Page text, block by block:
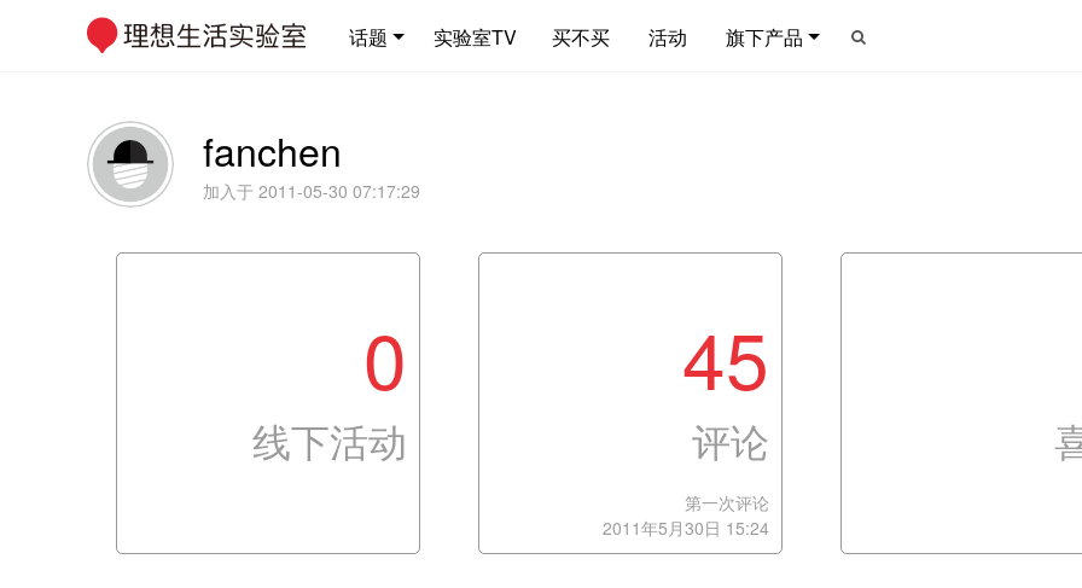
话题 实验室TV 买不买 活动 旗下产品
fanchen
加入于 2011-05-30 07:17:29
0
线下活动
45
评论
第一次评论
2011年5月30日 15:24